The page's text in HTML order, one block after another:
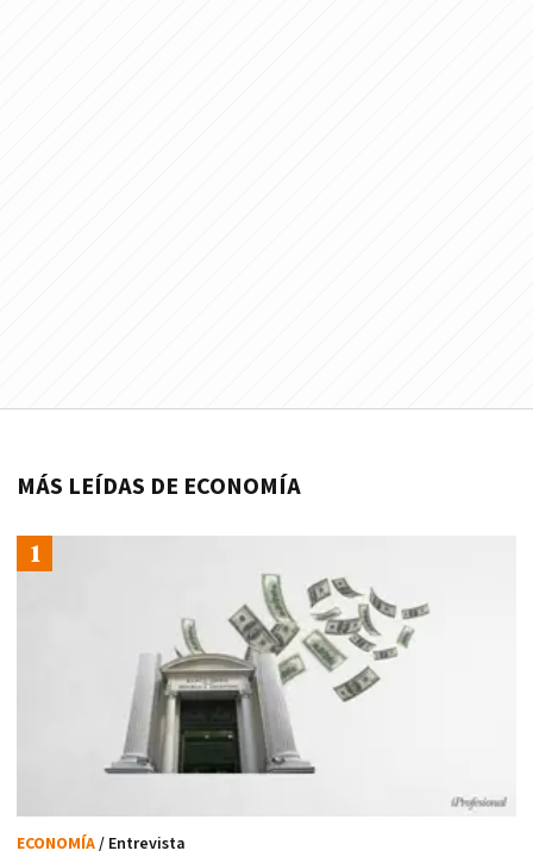
MÁS LEÍDAS DE ECONOMÍA
ECONOMÍA/ Entrevista